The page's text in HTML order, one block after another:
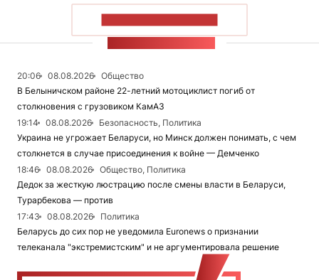
20:06 08.08.2026
Общество
В Белыничском районе 22-летний мотоциклист погиб от
столкновения с грузовиком КамАЗ
19:14
08.08.2026
Безопасность, Политика
Украина не угрожает Беларуси, но Минск должен понимать, с чем
столкнется в случае присоединения к войне — Демченко
18:46
08.08.2026
Общество, Политика
Дедок за жесткую люстрацию после смены власти в Беларуси,
Турарбекова — против
17:43
08.08.2026
Политика
Беларусь до сих пор не уведомила Euronews о признании
телеканала "экстремистским" и не аргументировала решение